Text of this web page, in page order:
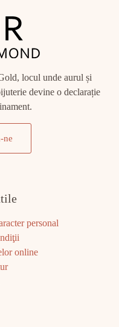
locul unde aurul și
devine o declarație
ne
personal
online